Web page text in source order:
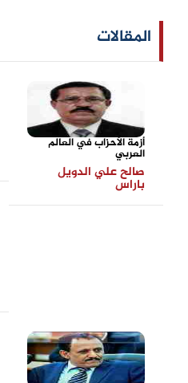
المقالات
أزمة الأحزاب في العالم
العربي
صالح علي الدويل
باراس